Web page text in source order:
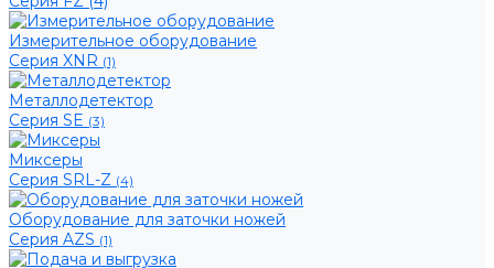
Измерительное оборудование
Серия XNR (1)
Металлодетектор
Серия SE (3)
Миксеры
Серия SRL-Z (4)
Оборудование для заточки ножей
Серия AZS (1)